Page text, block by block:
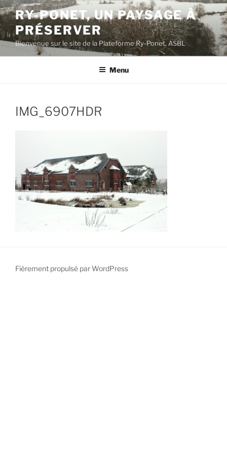
Aller
au
contenu
principal
RY-PONET, UN PAYSAGE À
PRÉSERVER
Bienvenue sur le site de la Plateforme Ry-Ponet, ASBL
Menu
IMG_6907HDR
Fièrement propulsé par WordPress